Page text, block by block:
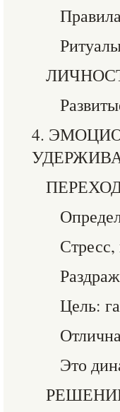
4.
Стресс,
Цель:
Это